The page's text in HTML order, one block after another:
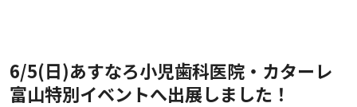
6/5(日)あすなろ小児歯科医院・カターレ
富山特別イベントへ出展しました！